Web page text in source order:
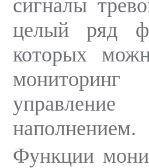
сигналы
целый ряд
которых
наполнением.
Функции